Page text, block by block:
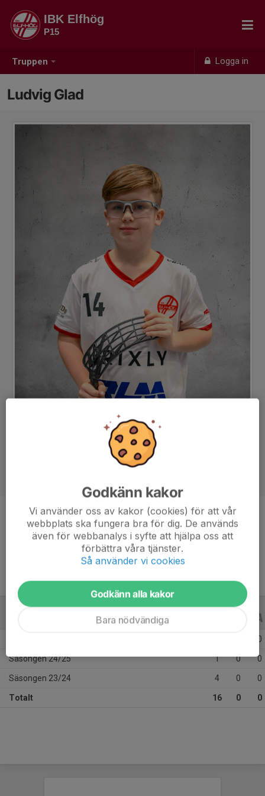
Truppen Logga in
IBK Elfhög
P15
Ludvig Glad
Position
-
10 år
ALLA ÅR
0
Säsongen 24/25 1 0 0
Säsongen 23/24 4 0 0
Totalt 16 0 0
Godkänn kakor
Vi använder oss av kakor (cookies) för att vår
webbplats ska fungera bra för dig. De används
även för webbanalys i syfte att hjälpa oss att
förbättra våra tjänster.
Så använder vi cookies
Godkänn alla kakor
Bara nödvändiga